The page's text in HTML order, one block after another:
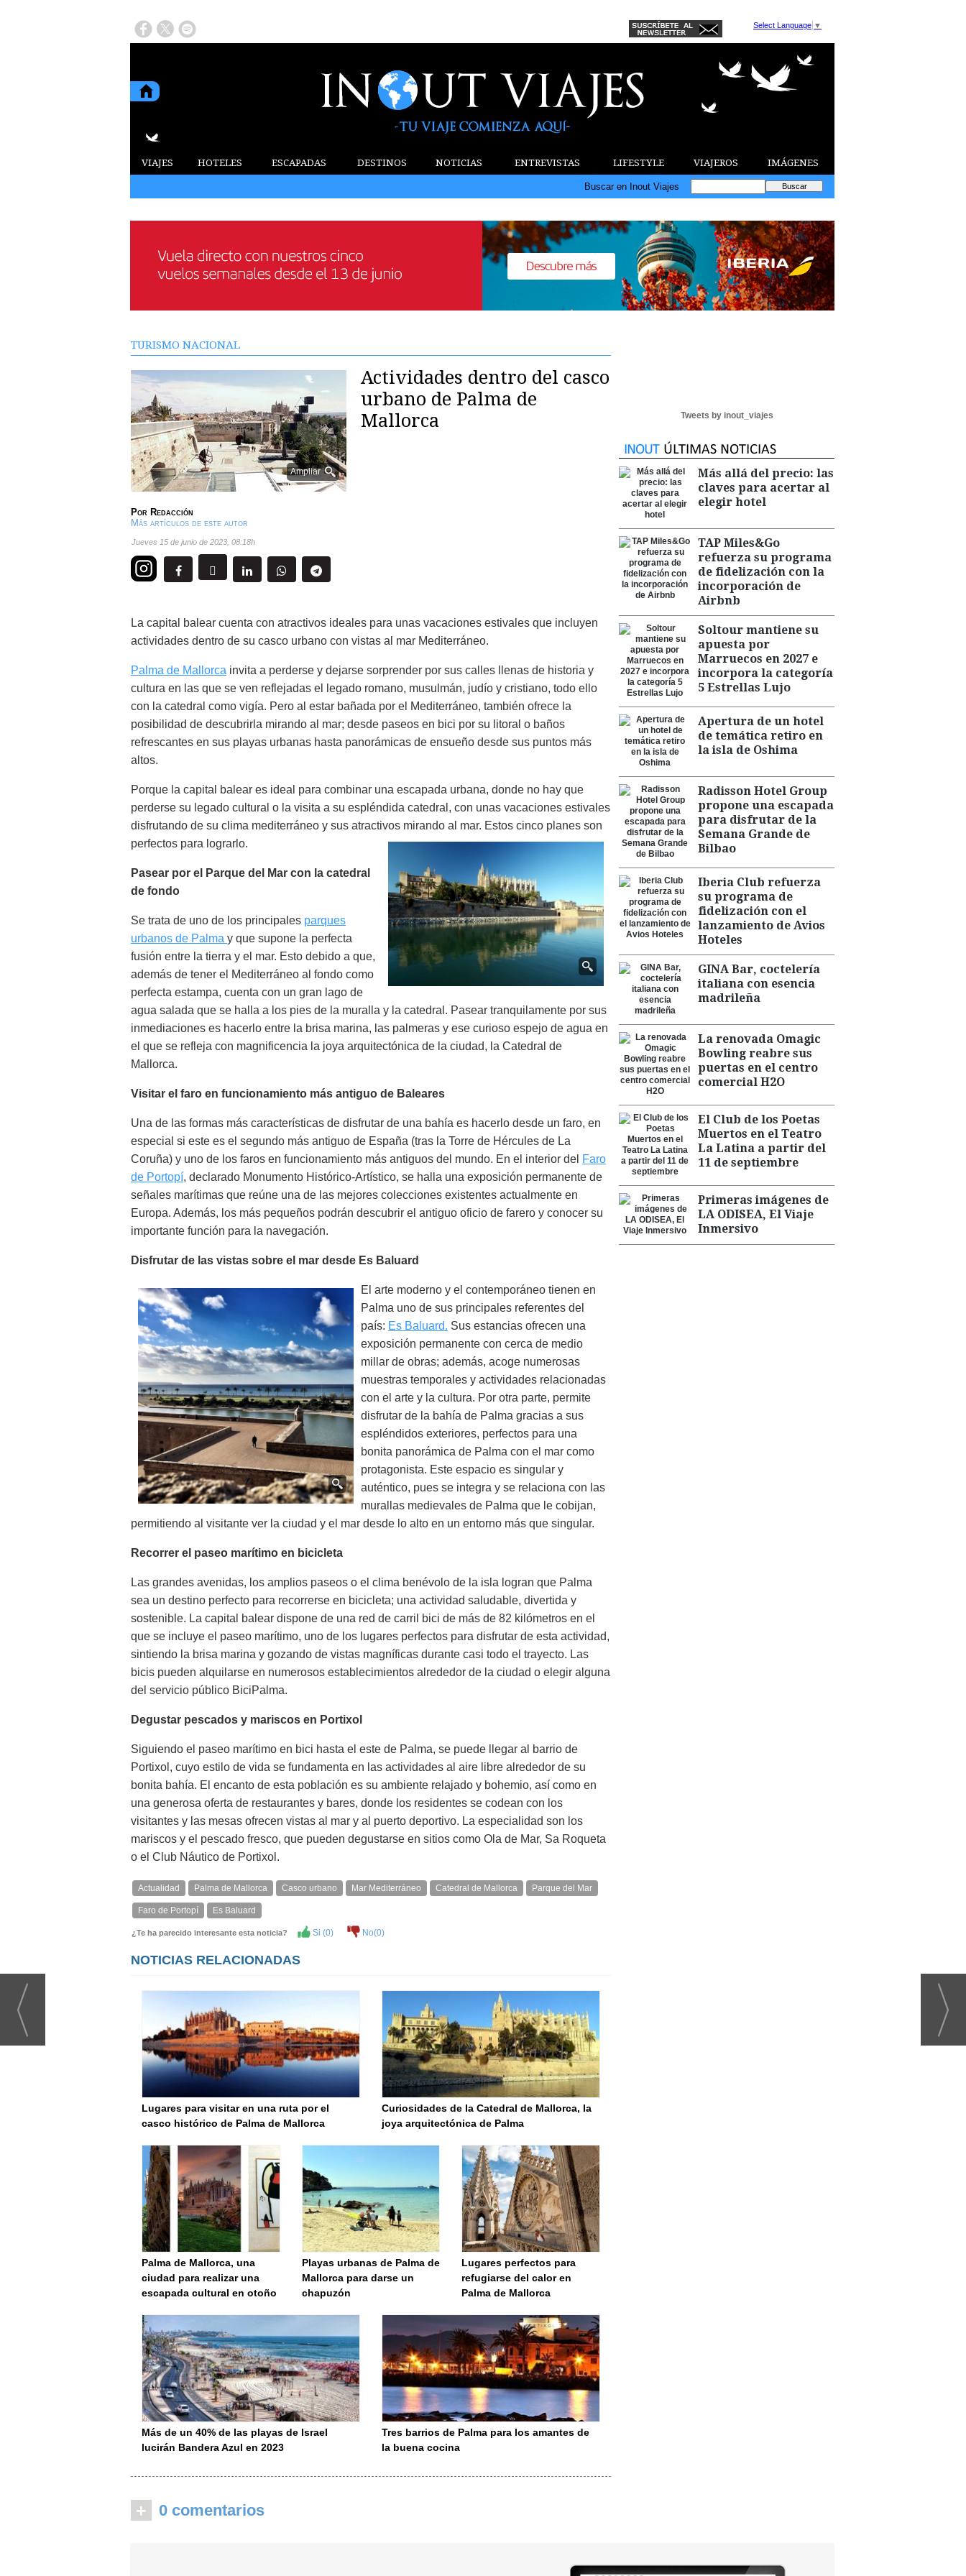
Select Language ▼
VIAJES HOTELES ESCAPADAS DESTINOS NOTICIAS ENTREVISTAS LIFESTYLE VIAJEROS IMÁGENES
Buscar en Inout Viajes
TURISMO NACIONAL
Ampliar
Actividades dentro del casco
urbano de Palma de
Mallorca
Por Redacción
Más artículos de este autor
jueves 15 de junio de 2023 08:18h
La capital balear cuenta con atractivos ideales para unas vacaciones estivales que incluyen
actividades dentro de su casco urbano con vistas al mar Mediterráneo.
Palma de Mallorca invita a perderse y dejarse sorprender por sus calles llenas de historia y
cultura en las que se ven reflejadas el legado romano, musulmán, judío y cristiano, todo ello
con la catedral como vigía. Pero al estar bañada por el Mediterráneo, también ofrece la
posibilidad de descubrirla mirando al mar; desde paseos en bici por su litoral o baños
refrescantes en sus playas urbanas hasta panorámicas de ensueño desde sus puntos más
altos.
Porque la capital balear es ideal para combinar una escapada urbana, donde no hay que
perderse su legado cultural o la visita a su espléndida catedral, con unas vacaciones estivales
disfrutando de su clima mediterráneo y sus atractivos mirando al mar. Estos cinco planes son
perfectos para lograrlo.
Pasear por el Parque del Mar con la catedral
de fondo
Se trata de uno de los principales parques
urbanos de Palma y que supone la perfecta
fusión entre la tierra y el mar. Esto debido a que,
además de tener el Mediterráneo al fondo como
perfecta estampa, cuenta con un gran lago de
agua salada que se halla a los pies de la muralla y la catedral. Pasear tranquilamente por sus
inmediaciones es hacerlo entre la brisa marina, las palmeras y ese curioso espejo de agua en
el que se refleja con magnificencia la joya arquitectónica de la ciudad, la Catedral de
Mallorca.
Visitar el faro en funcionamiento más antiguo de Baleares
Una de las formas más características de disfrutar de una bahía es hacerlo desde un faro, en
especial si este es el segundo más antiguo de España (tras la Torre de Hércules de La
Coruña) y uno de los faros en funcionamiento más antiguos del mundo. En el interior del Faro
de Portopí, declarado Monumento Histórico-Artístico, se halla una exposición permanente de
señales marítimas que reúne una de las mejores colecciones existentes actualmente en
Europa. Además, los más pequeños podrán descubrir el antiguo oficio de farero y conocer su
importante función para la navegación.
Disfrutar de las vistas sobre el mar desde Es Baluard
El arte moderno y el contemporáneo tienen en
Palma uno de sus principales referentes del
país: Es Baluard. Sus estancias ofrecen una
exposición permanente con cerca de medio
millar de obras; además, acoge numerosas
muestras temporales y actividades relacionadas
con el arte y la cultura. Por otra parte, permite
disfrutar de la bahía de Palma gracias a sus
espléndidos exteriores, perfectos para una
bonita panorámica de Palma con el mar como
protagonista. Este espacio es singular y
auténtico, pues se integra y se relaciona con las
murallas medievales de Palma que le cobijan,
permitiendo al visitante ver la ciudad y el mar desde lo alto en un entorno más que singular.
Recorrer el paseo marítimo en bicicleta
Las grandes avenidas, los amplios paseos o el clima benévolo de la isla logran que Palma
sea un destino perfecto para recorrerse en bicicleta; una actividad saludable, divertida y
sostenible. La capital balear dispone de una red de carril bici de más de 82 kilómetros en el
que se incluye el paseo marítimo, uno de los lugares perfectos para disfrutar de esta actividad,
sintiendo la brisa marina y gozando de vistas magníficas durante casi todo el trayecto. Las
bicis pueden alquilarse en numerosos establecimientos alrededor de la ciudad o elegir alguna
del servicio público BiciPalma.
Degustar pescados y mariscos en Portixol
Siguiendo el paseo marítimo en bici hasta el este de Palma, se puede llegar al barrio de
Portixol, cuyo estilo de vida se fundamenta en las actividades al aire libre alrededor de su
bonita bahía. El encanto de esta población es su ambiente relajado y bohemio, así como en
una generosa oferta de restaurantes y bares, donde los residentes se codean con los
visitantes y las mesas ofrecen vistas al mar y al puerto deportivo. La especialidad son los
mariscos y el pescado fresco, que pueden degustarse en sitios como Ola de Mar, Sa Roqueta
o el Club Náutico de Portixol.
Actualidad Palma de Mallorca Casco urbano Mar Mediterráneo Catedral de Mallorca Parque del Mar
Faro de Portopí Es Baluard
¿Te ha parecido interesante esta noticia? Si (0) No(0)
NOTICIAS RELACIONADAS
Lugares para visitar en una ruta por el
casco histórico de Palma de Mallorca
Curiosidades de la Catedral de Mallorca, la
joya arquitectónica de Palma
Palma de Mallorca, una
ciudad para realizar una
escapada cultural en otoño
Playas urbanas de Palma de
Mallorca para darse un
chapuzón
Lugares perfectos para
refugiarse del calor en
Palma de Mallorca
Más de un 40% de las playas de Israel
lucirán Bandera Azul en 2023
Tres barrios de Palma para los amantes de
la buena cocina
+ 0 comentarios
Tweets by inout_viajes
Más allá del precio: las
claves para acertar al
elegir hotel
TAP Miles&Go
refuerza su programa
de fidelización con la
incorporación de
Airbnb
Soltour mantiene su
apuesta por
Marruecos en 2027 e
incorpora la categoría
5 Estrellas Lujo
Apertura de un hotel
de temática retiro en
la isla de Oshima
Radisson Hotel Group
propone una escapada
para disfrutar de la
Semana Grande de
Bilbao
Iberia Club refuerza
su programa de
fidelización con el
lanzamiento de Avios
Hoteles
GINA Bar, coctelería
italiana con esencia
madrileña
La renovada Omagic
Bowling reabre sus
puertas en el centro
comercial H2O
El Club de los Poetas
Muertos en el Teatro
La Latina a partir del
11 de septiembre
Primeras imágenes de
LA ODISEA, El Viaje
Inmersivo